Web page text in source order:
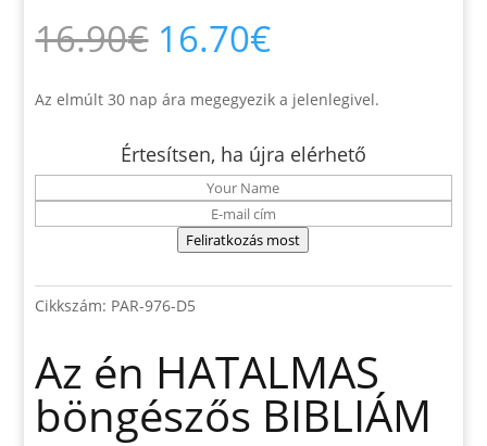
16.90€ Original
price
was:
16.90€.
16.70€Current
is:
16.70€.
Az elmúlt 30 nap ára megegyezik a jelenlegivel.
Értesítsen, ha újra elérhető
Feliratkozás most
Cikkszám: PAR-976-D5
Az én HATALMAS
böngészős BIBLIÁM